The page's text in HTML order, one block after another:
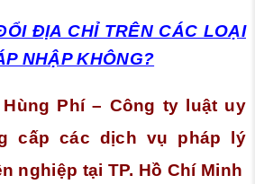
ĐỊA CHỈ TRÊN CÁC LOẠI
NHẬP KHÔNG?
Phí – Công ty luật uy
cấp các dịch vụ pháp lý
nghiệp tại TP. Hồ Chí Minh